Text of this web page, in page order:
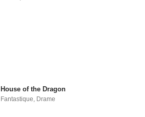
House of the Dragon
Fantastique, Drame